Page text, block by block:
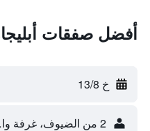
أفضل صفقات
خ 13/8
2 من الضيوف، غرفة واحدة